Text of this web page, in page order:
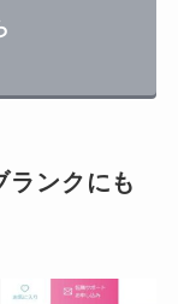
ランクにも